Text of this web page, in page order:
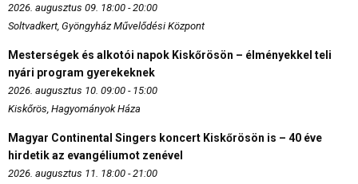
2026. augusztus 09. 18:00 - 20:00
Soltvadkert, Gyöngyház Művelődési Központ
Mesterségek és alkotói napok Kiskőrösön – élményekkel teli
nyári program gyerekeknek
2026. augusztus 10. 09:00 - 15:00
Kiskőrös, Hagyományok Háza
Magyar Continental Singers koncert Kiskőrösön is – 40 éve
hirdetik az evangéliumot zenével
2026. augusztus 11. 18:00 - 21:00